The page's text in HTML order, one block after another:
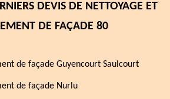
DEVIS DE NETTOYAGE ET
DE FAÇADE 80
de façade Guyencourt Saulcourt
de façade Nurlu